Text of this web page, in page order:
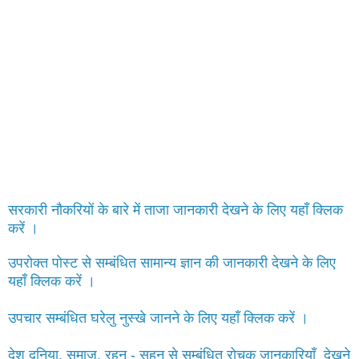
सरकारी नौकरियों के बारे में ताजा जानकारी देखने के लिए यहाँ क्लिक
करें ।
उपरोक्त पोस्ट से सम्बंधित सामान्य ज्ञान की जानकारी देखने के लिए
यहाँ क्लिक करें ।
उपचार सम्बंधित घरेलु नुस्खे जानने के लिए यहाँ क्लिक करें ।
देश दुनिया, समाज, रहन - सहन से सम्बंधित रोचक जानकारियाँ देखने